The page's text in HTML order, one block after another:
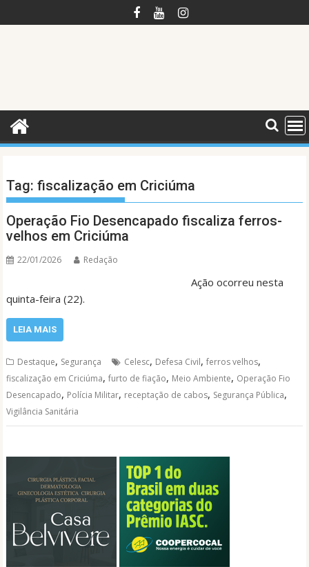
to
Tag:fiscalização em Criciúma
Operação Fio Desencapado fiscaliza ferros-
velhos em Criciúma
22/01/2026 Redação
Ação ocorreu nesta
quinta-feira (22).
LEIA MAIS
Destaque, Segurança Celesc, Defesa Civil,ferros velhos,
fiscalização em Criciúma,furto de fiação, Meio Ambiente, Operação Fio
Desencapado, Polícia Militar, receptação de cabos, Segurança Pública,
Vigilância Sanitária